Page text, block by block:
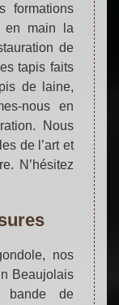
formations
en main la
de
tapis faits
de laine,
nous en
Nous
de l’art et
N’hésitez
nos
Beaujolais
bande de